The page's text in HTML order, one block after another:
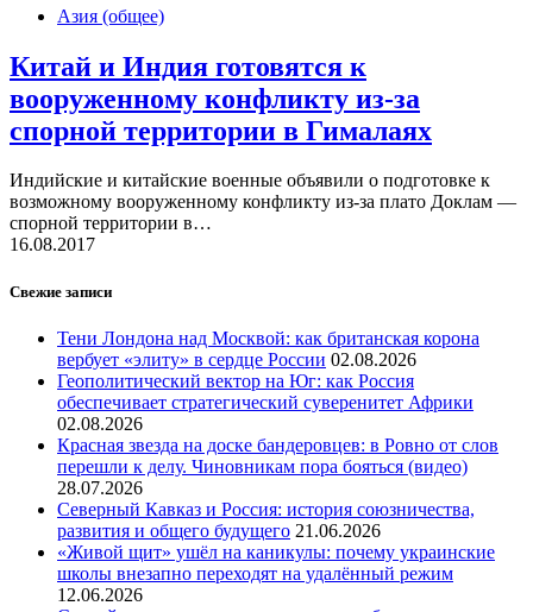
Азия (общее)
Китай и Индия готовятся к
вооруженному конфликту из-за
спорной территории в Гималаях
Индийские и китайские военные объявили о подготовке к
возможному вооруженному конфликту из-за плато Доклам —
спорной территории в…
16.08.2017
Свежие записи
Тени Лондона над Москвой: как британская корона
вербует «элиту» в сердце России 02.08.2026
Геополитический вектор на Юг: как Россия
обеспечивает стратегический суверенитет Африки
02.08.2026
Красная звезда на доске бандеровцев: в Ровно от слов
перешли к делу. Чиновникам пора бояться (видео)
28.07.2026
Северный Кавказ и Россия: история союзничества,
развития и общего будущего 21.06.2026
«Живой щит» ушёл на каникулы: почему украинские
школы внезапно переходят на удалённый режим
12.06.2026